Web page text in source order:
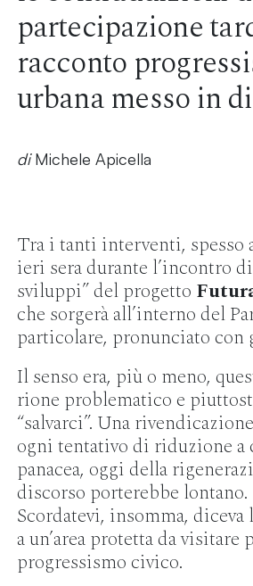
partecipazione
racconto
urbana messo in
di Michele Apicella
Tra i tanti interventi, spesso
ieri sera durante l’incontro
sviluppi” del progetto
che sorgerà all’interno del
particolare, pronunciato con
Il senso era, più o meno,
rione problematico e
“salvarci”. Una
ogni tentativo di riduzione a
panacea, oggi della
discorso porterebbe lontano.
Scordatevi, insomma,
a un’area protetta da
progressismo civico.